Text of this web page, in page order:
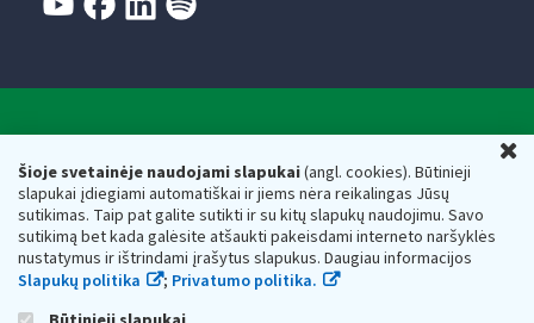
Šioje svetainėje naudojami slapukai(angl. cookies). Būtinieji
slapukai įdiegiami automatiškai ir jiems nėra reikalingas Jūsų
sutikimas. Taip pat galite sutikti ir su kitų slapukų naudojimu. Savo
sutikimą bet kada galėsite atšaukti pakeisdami interneto naršyklės
nustatymus ir ištrindami įrašytus slapukus. Daugiau informacijos
Slapukų politika
; Privatumo politika.
Respublikos finansų ministerijos
Biudžetinė įstaiga. Juridinio asmens kodas — 188659752,
adresas: Vasario 16-osios g. 14, 01107 Vilnius, Lietuva, el.paštas:
vmi@vmi.lt, E. pristatymo dėžutės adresas 188659752
Duomenys apie Valstybinę mokesčių inspekciją prie Lietuvos
Respublikos finansų ministerijos kaupiami ir saugomi Juridinių